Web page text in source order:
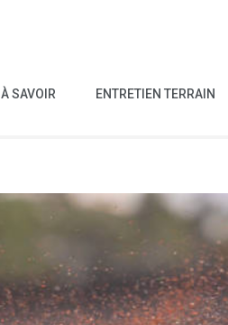
À SAVOIR ENTRETIEN TERRAIN